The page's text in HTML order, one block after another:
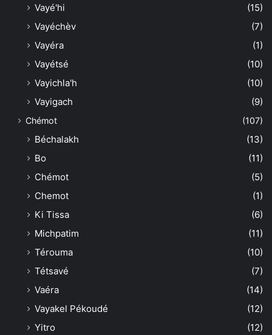
Vayé'hi
(15)
Vayéchèv
(7)
Vayéra
(1)
Vayétsé
(10)
Vayichla'h
(10)
Vayigach
(9)
Chémot (107)
Béchalakh
(13)
Bo
(11)
Chémot
(5)
Chemot
(1)
Ki Tissa
(6)
Michpatim
(11)
Térouma
(10)
Tétsavé
(7)
Vaéra
(14)
Vayakel Pékoudé
(12)
Yitro
(12)